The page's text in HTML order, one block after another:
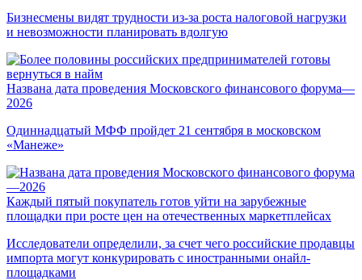
Бизнесмены видят трудности из-за роста налоговой нагрузки
и невозможности планировать вдолгую
Названа дата проведения Московского финансового форума—
2026
Одиннадцатый МФФ пройдет 21 сентября в московском
«Манеже»
Каждый пятый покупатель готов уйти на зарубежные
площадки при росте цен на отечественных маркетплейсах
Исследователи определили, за счет чего российские продавцы
импорта могут конкурировать с иностранными онайл-
площадками